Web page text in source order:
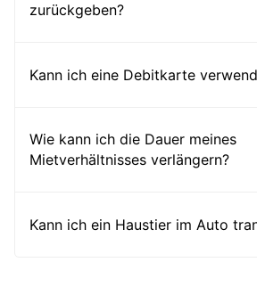
zurückgeben?
Kann ich eine Debitkarte
Wie kann ich die Dauer meines
Mietverhältnisses verlängern?
Kann ich ein Haustier im Auto